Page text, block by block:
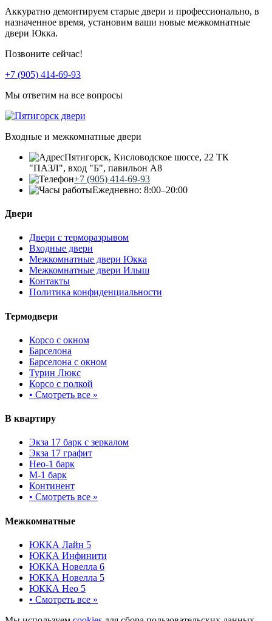
Аккуратно демонтируем старые двери и профессионально, в
назначенное время, установим ваши новые межкомнатные
двери Юкка.
Позвоните сейчас!
+7 (905) 414-69-93
Мы ответим на все вопросы
Входные и межкомнатные двери
Пятигорск, Кисловодское шоссе, 22 ТК
"ПАЗЛ", вход "Б", павильон А8
+7 (905) 414-69-93
Ежедневно: 8:00–20:00
Двери
Двери с терморазрывом
Входные двери
Межкомнатные двери Юкка
Межкомнатные двери Илыш
Контакты
Политика конфиденциальности
Термодвери
Корсо с окном
Барселона
Барселона с окном
Турин Люкс
Корсо с полкой
• Смотреть все »
В квартиру
Экза 17 барк с зеркалом
Экза 17 графит
Нео-1 барк
М-1 барк
Континент
• Смотреть все »
Межкомнатные
ЮККА Лайн 5
ЮККА Инфинити
ЮККА Новелла 6
ЮККА Новелла 5
ЮККА Нео 5
• Смотреть все »